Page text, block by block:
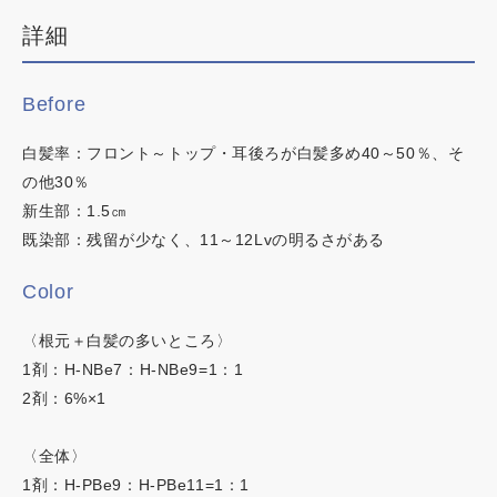
カラーチャート
イロリド
ヒカリナス
ネイチャーディープカラー
韓国・ワンホン
明るい白髪染め
時短カラー
ノンジアミンカラー
この内容でヘアカラー検索
詳細
Before
白髪率：フロント～トップ・耳後ろが白髪多め40～50％、そ
の他30％
新生部：1.5㎝
既染部：残留が少なく、11～12Lvの明るさがある
Color
〈根元＋白髪の多いところ〉
1剤：H-NBe7：H-NBe9=1：1
2剤：6%×1
〈全体〉
1剤：H-PBe9：H-PBe11=1：1